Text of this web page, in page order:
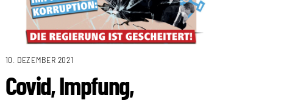
10. DEZEMBER 2021
Covid, Impfung,